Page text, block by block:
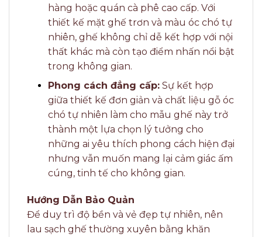
hàng hoặc quán cà phê cao cấp. Với
thiết kế mặt ghế trơn và màu óc chó tự
nhiên, ghế không chỉ dễ kết hợp với nội
thất khác mà còn tạo điểm nhấn nổi bật
trong không gian.
Phong cách đẳng cấp:Sự kết hợp
giữa thiết kế đơn giản và chất liệu gỗ óc
chó tự nhiên làm cho mẫu ghế này trở
thành một lựa chọn lý tưởng cho
những ai yêu thích phong cách hiện đại
nhưng vẫn muốn mang lại cảm giác ấm
cúng, tinh tế cho không gian.
Hướng Dẫn Bảo Quản
Để duy trì độ bền và vẻ đẹp tự nhiên, nên
lau sạch ghế thường xuyên bằng khăn